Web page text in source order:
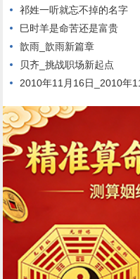
祁姓一听就忘不掉的名字
巳时羊是命苦还是富贵
歆雨_歆雨新篇章
贝齐_挑战职场新起点
2010年11月16日_2010年